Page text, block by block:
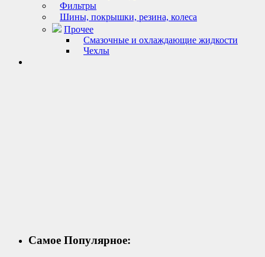
Фильтры
Шины, покрышки, резина, колеса
Прочее
Смазочные и охлаждающие жидкости
Чехлы
Самое Популярное: